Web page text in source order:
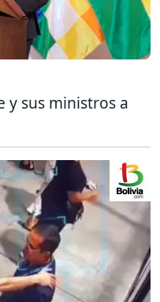
y sus ministros a